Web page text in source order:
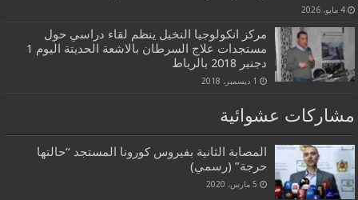
4 مايو، 2026
مركز انكولوجيا النخيل ينظم لقاء دراسي حول
مستجدات علاج السرطان بالاشعة الحديتة اليوم 1
دجنبر 2018 بالرباط
1 ديسمبر، 2018
مشاركات عشوائية
المصابة الثانية بفيروس كورونا المستجد “حالتها
حرجة” (رسمي)
5 مارس، 2020